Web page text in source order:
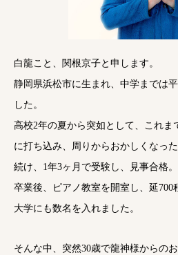
白龍こと、関根京子と申します。
静岡県浜松市に生まれ、中学までは
した。
高校2年の夏から突如として、これま
に打ち込み、周りからおかしくなっ
続け、1年3ヶ月で受験し、見事合格。
卒業後、ピアノ教室を開室し、延700
大学にも数名を入れました。
そんな中、突然30歳で龍神様からの